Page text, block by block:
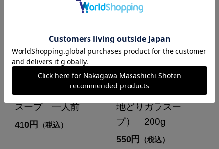
汁物 白みそ香る鶏
ときのこのクリーム
スープ 一人前
410円 （税込）
きんかんおかゆぶ
とりだし（長崎対馬
地どりガラスー
プ） 200g
550円 （税込）